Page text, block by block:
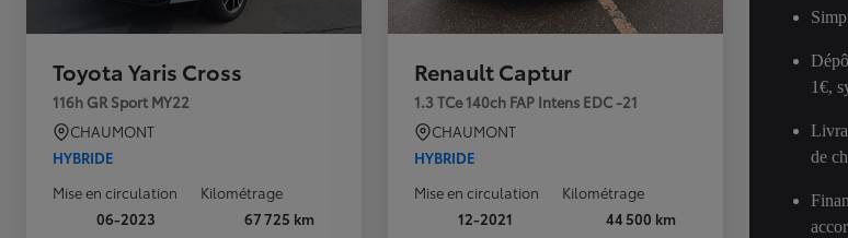
Toyota Yaris Cross
116h GR Sport MY22
CHAUMONT
HYBRIDE
Mise en circulation
06-2023
Kilométrage
67 725 km
Renault Captur
1.3 TCe 140ch FAP Intens EDC -21
CHAUMONT
HYBRIDE
Mise en circulation
12-2021
Kilométrage
44 500 km
1€,
de